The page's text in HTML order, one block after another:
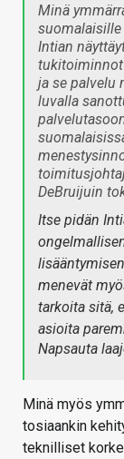
Minä
Intian
tukitoiminnot
ja se palvelu
luvalla
DeBruijuin
Itse pidän
menevät
tarkoita sitä,
asioita
Napsauta
Minä myös
tosiaankin
teknilliset